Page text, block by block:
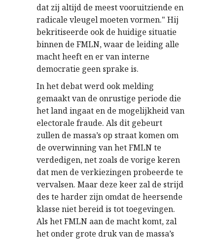
dat zij altijd de meest vooruitziende en
radicale vleugel moeten vormen." Hij
bekritiseerde ook de huidige situatie
binnen de FMLN, waar de leiding alle
macht heeft en er van interne
democratie geen sprake is.
In het debat werd ook melding
gemaakt van de onrustige periode die
het land ingaat en de mogelijkheid van
electorale fraude. Als dit gebeurt
zullen de massa’s op straat komen om
de overwinning van het FMLN te
verdedigen, net zoals de vorige keren
dat men de verkiezingen probeerde te
vervalsen. Maar deze keer zal de strijd
des te harder zijn omdat de heersende
klasse niet bereid is tot toegevingen.
Als het FMLN aan de macht komt, zal
het onder grote druk van de massa’s